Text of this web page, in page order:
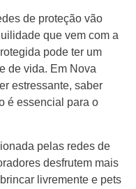
de proteção vão
que vem com a
pode ter um
de vida. Em Nova
estressante, saber
é essencial para o
pelas redes de
desfrutem mais
livremente e pets